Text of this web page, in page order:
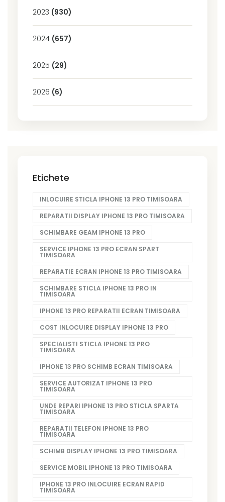
2023 (930)
2024 (657)
2025 (29)
2026 (6)
Etichete
INLOCUIRE STICLA IPHONE 13 PRO TIMISOARA
REPARATII DISPLAY IPHONE 13 PRO TIMISOARA
SCHIMBARE GEAM IPHONE 13 PRO
SERVICE IPHONE 13 PRO ECRAN SPART
TIMISOARA
REPARATIE ECRAN IPHONE 13 PRO TIMISOARA
SCHIMBARE STICLA IPHONE 13 PRO IN
TIMISOARA
IPHONE 13 PRO REPARATII ECRAN TIMISOARA
COST INLOCUIRE DISPLAY IPHONE 13 PRO
SPECIALISTI STICLA IPHONE 13 PRO
TIMISOARA
IPHONE 13 PRO SCHIMB ECRAN TIMISOARA
SERVICE AUTORIZAT IPHONE 13 PRO
TIMISOARA
UNDE REPARI IPHONE 13 PRO STICLA SPARTA
TIMISOARA
REPARATII TELEFON IPHONE 13 PRO
TIMISOARA
SCHIMB DISPLAY IPHONE 13 PRO TIMISOARA
SERVICE MOBIL IPHONE 13 PRO TIMISOARA
IPHONE 13 PRO INLOCUIRE ECRAN RAPID
TIMISOARA